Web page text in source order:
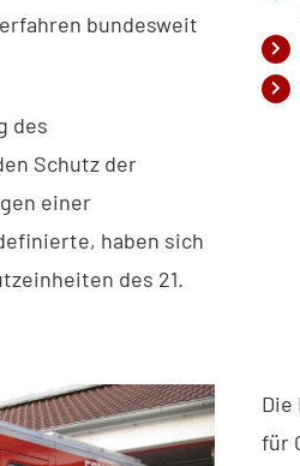
bundesweit
des
Schutz der
einer
haben sich
des 21.
für